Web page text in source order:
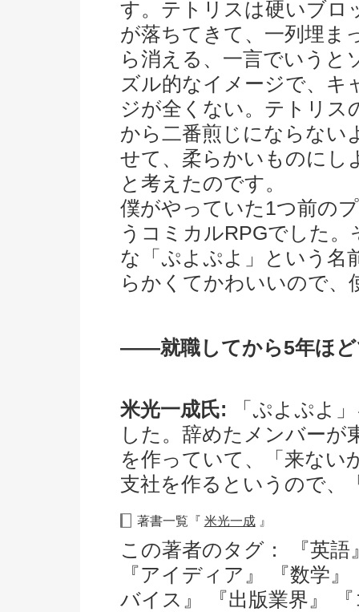
す。テトリスは硬いブロ
が落ちてきて、一列埋ま
ら消える、一言でいうと
ズル的なイメージで、キ
ジが全くない。テトリス
から二番煎じにならない
せて、柔らかいものにし
と考えたのです。
僕がやっていた1つ前の
うコミカルRPGでした
な「ぷよぷよ」という名
らかくてかわいいので、
――就職してから5年ほど
米光一成氏: 「ぷよぷよ
した。辞めたメンバーが
を作っていて、「来ない
支社を作るというので、
著書一覧『 米光一成』
この著者のタグ：
『英
『アイディア』
『数学』
バイス』
『出版業界』